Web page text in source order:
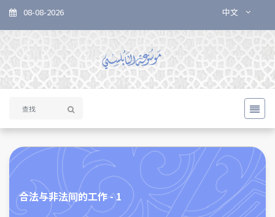
08-08-2026 中文
1 - 合法与非法间的工作